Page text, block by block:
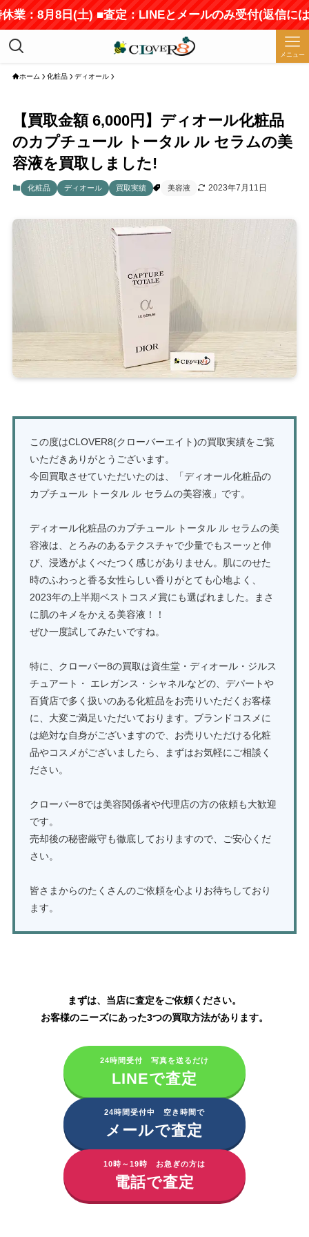
業：8月8日(土) ■査定：LINEとメールのみ受付(返信には
メニュー
ホーム 化粧品 ディオール
【買取金額 6,000円】ディオール化粧品
のカプチュール トータル ル セラムの美
容液を買取しました!
化粧品 ディオール 買取実績 美容液 2023年7月11日
この度はCLOVER8(クローバーエイト)の買取実績をご覧
いただきありがとうございます。
今回買取させていただいたのは、「ディオール化粧品の
カプチュール トータル ル セラムの美容液」です。
ディオール化粧品のカプチュール トータル ル セラムの美
容液は、とろみのあるテクスチャで少量でもスーッと伸
び、浸透がよくべたつく感じがありません。肌にのせた
時のふわっと香る女性らしい香りがとても心地よく、
2023年の上半期ベストコスメ賞にも選ばれました。まさ
に肌のキメをかえる美容液！！
ぜひ一度試してみたいですね。
特に、クローバー8の買取は資生堂・ディオール・ジルス
チュアート・ エレガンス・シャネルなどの、デパートや
百貨店で多く扱いのある化粧品をお売りいただくお客様
に、大変ご満足いただいております。ブランドコスメに
は絶対な自身がございますので、お売りいただける化粧
品やコスメがございましたら、まずはお気軽にご相談く
ださい。
クローバー8では美容関係者や代理店の方の依頼も大歓迎
です。
売却後の秘密厳守も徹底しておりますので、ご安心くだ
さい。
皆さまからのたくさんのご依頼を心よりお待ちしており
ます。
まずは、当店に査定をご依頼ください。
お客様のニーズにあった3つの買取方法があります。
24時間受付 写真を送るだけ
LINEで査定
24時間受付中 空き時間で
メールで査定
10時～19時 お急ぎの方は
電話で査定